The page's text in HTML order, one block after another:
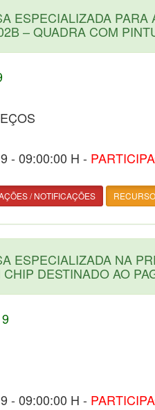
ESPECIALIZADA
– QUADRA COM
- 09:00:00 H -
/ NOTIFICAÇÕES
ESPECIALIZADA NA
DESTINADO AO
- 09:00:00 H -